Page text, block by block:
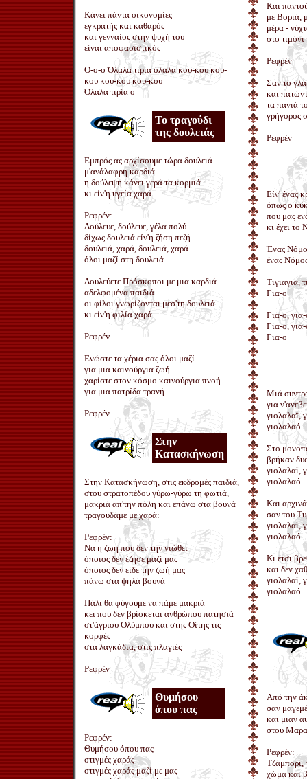
Κάνει πάντα οικονομίες
εγκρατής και καθαρός
και γενναίος στην ψυχή του
είναι αποφασιστικός
Ο-ο-ο Όλαλα τιρία όλαλα κου-κου κου-
κου κου-κου κου-κου
Όλαλα τιρία ο
Το τραγούδι
της δουλειάς
Εμπρός ας αρχίσουμε τώρα δουλειά
μ'ανάλαφρη καρδιά
η δούλεψη κάνει γερά τα κορμιά
κι είν'η υγεία χαρά
Ρεφρέν:
Δούλευε, δούλευε, γέλα πολύ
δίχως δουλειά είν'η ζήση πεζή
δουλειά, χαρά, δουλειά, χαρά
όλοι μαζί στη δουλειά
Δουλεύετε Πρόσκοποι με μια καρδιά
αδελφομένα παιδιά
οι φίλοι γνωρίζονται μεσ'τη δουλειά
κι είν'η φιλία χαρά
Ρεφρέv
Ενώστε τα χέρια σας όλοι μαζί
για μια καινούργια ζωή
χαρίστε στον κόσμο καινούργια πνοή
για μια πατρίδα τρανή
Ρεφρέν
Στην
Κατασκήνωση
Στην Κατασκήνωση, στις εκδρομές παιδιά,
στου στρατοπέδου γύρω-γύρω τη φωτιά,
μακριά απ'την πόλη και επάνω στα βουνά
τραγουδάμε με χαρά:
Ρεφρέν:
Να η ζωή που δεν την νιώθει
όποιος δεν έζησε μαζί μας
όποιος δεν είδε την ζωή μας
πάνω στα ψηλά βουνά
Πάλι θα φύγουμε να πάμε μακριά
κει που δεν βρίσκεται ανθρώπου πατησιά
στ'άγριου Ολύμπου και στης Οίτης τις
κορφές
στα λαγκάδια, στις πλαγιές
Ρεφρέν
Θυμήσου
όπου πας
Ρεφρέν:
Θυμήσου όπου πας
στιγμές χαράς
στιγμές χαράς μαζί με μας
Και
με Βοριά,
μέρα -
στο
Ρεφρέν
Σαν το
και
τα πανιά
γρήγορος
Ρεφρέν
Είν' ένας
όπως ο
που μας
κι έχει
Ένας
ένας
Τιγιαγια,
Για-ο
Για-ο, για-
Για-ο, για-
Για-ο
Μιά
για
γιολαλαϊ,
γιολαλαό
Στο
βρήκαν
γιολαλαϊ,
γιολαλαό
Και
σαν του
γιολαλαϊ,
γιολαλαό
Κι έτσι
και δεν
γιολαλαϊ,
γιολαλαό.
Από την
σαν
και μιαν
στου
Ρεφρέν:
Τζάμπορι,
χώμα και